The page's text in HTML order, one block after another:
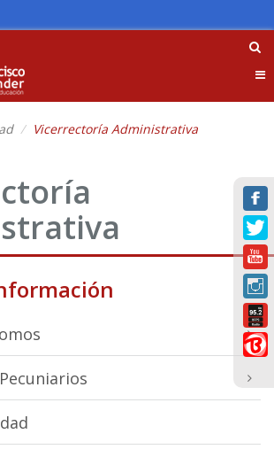
Vicerrectoría Administrativa